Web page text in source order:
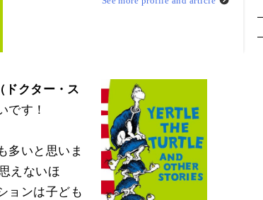
ドクター・ス
です！
多いと思いま
えないほ
ョンは子ども